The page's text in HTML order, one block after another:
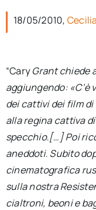
18/05/2010,
“CaryGrant chiede
aggiungendo: «C’è
dei cattivi dei film
alla regina cattiva
specchio.[…] Poi
aneddoti. Subito
cinematografica
sulla nostra
cialtroni, beoni e